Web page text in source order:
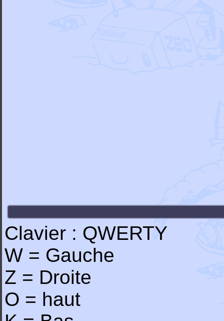
Clavier : QWERTY
W = Gauche
Z = Droite
O = haut